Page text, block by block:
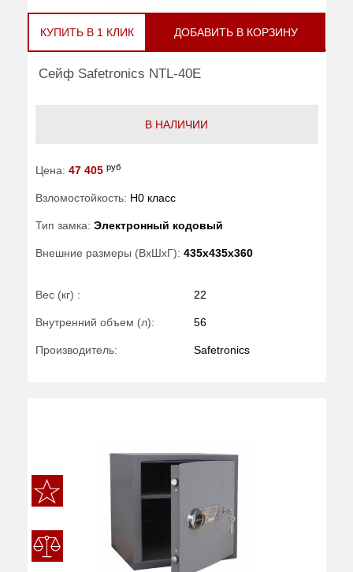
КУПИТЬ В 1 КЛИК ДОБАВИТЬ В КОРЗИНУ
Сейф Safetronics NTL-40E
В НАЛИЧИИ
Цена: 47 405 руб
Взломостойкость: H0 класс
Тип замка: Электронный кодовый
Внешние размеры (ВхШхГ): 435x435x360
Вес (кг) : 22
Внутренний объем (л): 56
Производитель: Safetronics